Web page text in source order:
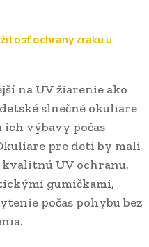
ochrany zraku u
na UV žiarenie ako
slnečné okuliare
ich výbavy počas
pre deti by mali
UV ochranu.
gumičkami,
počas pohybu bez